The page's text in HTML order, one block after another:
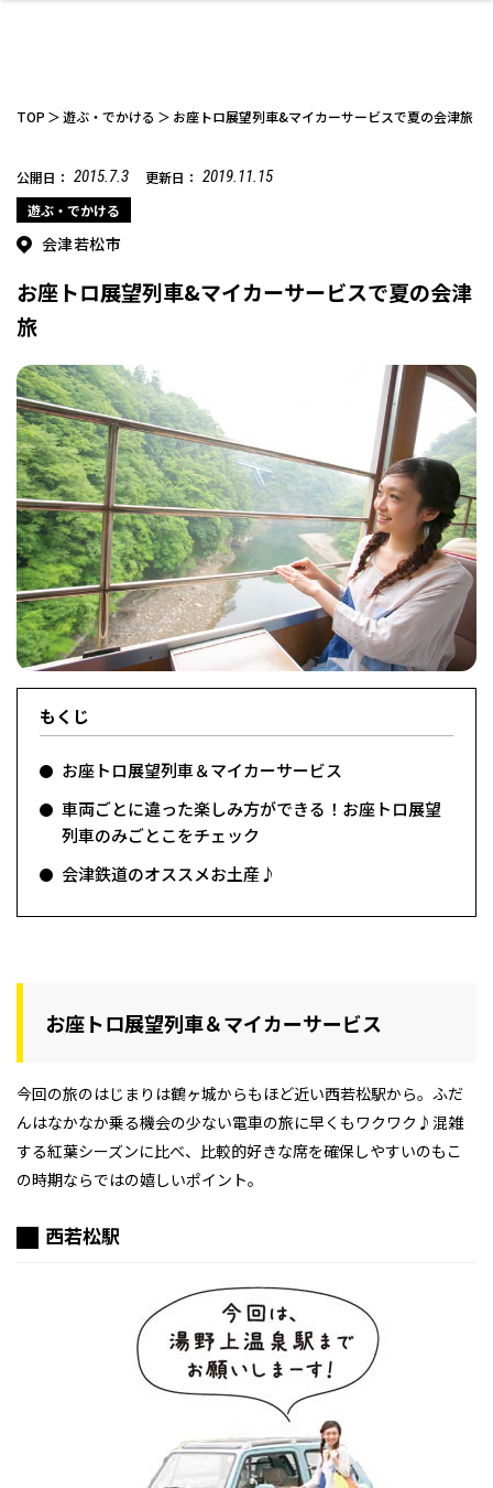
カフェ
お酒 中華
和食 わんぱく 福島ローカルグル
メ
パン アジア・エスニッ
開成山公園
デート・友達と アウトドア
温泉 体験 名所
ツ施設
美容室
美容アイテム メンズ
フィットネス・や
せたい
鍼灸・整体・リラ
クゼーション
まつ毛サロン
脱毛 温活・サウナ 歯列矯正・審美歯
ファッション
スポーツ・アウト
ドア
キッズ
インテリア 食品・酒 生活を彩るモノ
その他
お仕事探し
保険 病院・クリニック ペット
趣味・スキルアッ
プ
保育園・こども園 子どもの習い事・
塾
家づくり
リフォーム・リノ
ベーション
その他
TOP 遊ぶ・でかける お座トロ展望列車&マイカーサービスで夏の会津旅
公開日： 2015.7.3 更新日： 2019.11.15
遊ぶ・でかける
会津若松市
お座トロ展望列車&マイカーサービスで夏の会津
旅
もくじ
お座トロ展望列車＆マイカーサービス
車両ごとに違った楽しみ方ができる！お座トロ展望
列車のみごとこをチェック
会津鉄道のオススメお土産♪
お座トロ展望列車＆マイカーサービス
今回の旅のはじまりは鶴ヶ城からもほど近い西若松駅から。ふだ
んはなかなか乗る機会の少ない電車の旅に早くもワクワク♪混雑
する紅葉シーズンに比べ、比較的好きな席を確保しやすいのもこ
の時期ならではの嬉しいポイント。
西若松駅